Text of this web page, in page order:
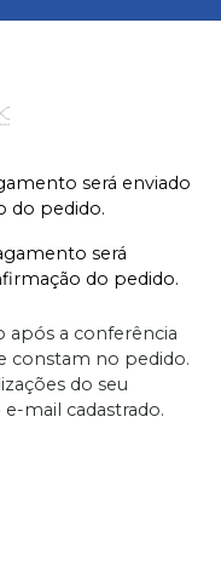
será enviado
do pedido.
será
do pedido.
após a conferência
constam no pedido.
do seu
mail cadastrado.